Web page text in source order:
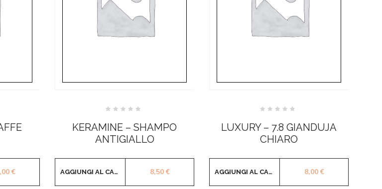
€
su
5
KERAMINE – SHAMPO
ANTIGIALLO
8,50€
AGGIUNGI AL CARRELLO
su
LUXURY – 7.8 GIANDUJA
CHIARO
8,00€
AGGIUNGI AL CARRELLO